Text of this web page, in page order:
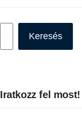
Keresés
Iratkozz fel most!